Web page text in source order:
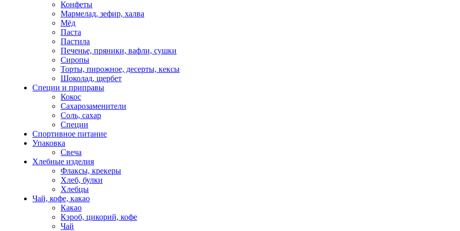
Конфеты
Мармелад, зефир, халва
Мёд
Паста
Пастила
Печенье, пряники, вафли, сушки
Сиропы
Торты, пирожное, десерты, кексы
Шоколад, щербет
Специи и приправы
Кокос
Сахарозаменители
Соль, сахар
Специи
Спортивное питание
Упаковка
Свеча
Хлебные изделия
Флаксы, крекеры
Хлеб, булки
Хлебцы
Чай, кофе, какао
Какао
Кэроб, цикорий, кофе
Чай